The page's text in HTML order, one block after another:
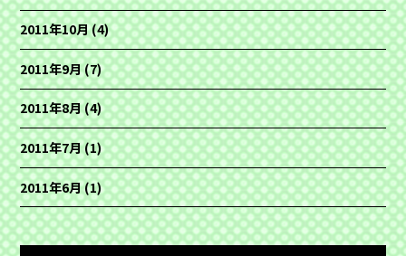
2011年10月(4)
2011年9月(7)
2011年8月(4)
2011年7月(1)
2011年6月(1)